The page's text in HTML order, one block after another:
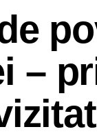
–